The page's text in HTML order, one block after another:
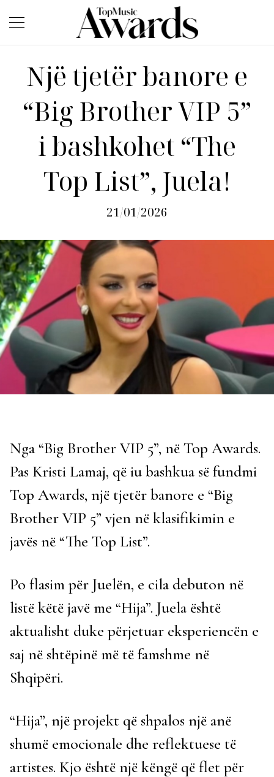
Një tjetër banore e
“Big Brother VIP 5”
i bashkohet “The
Top List”, Juela!
21/01/2026
Nga “Big Brother VIP 5”, në Top Awards.
Pas Kristi Lamaj, që iu bashkua së fundmi
Top Awards, një tjetër banore e “Big
Brother VIP 5” vjen në klasifikimin e
javës në “The Top List”.
Po flasim për Juelën, e cila debuton në
listë këtë javë me “Hija”. Juela është
aktualisht duke përjetuar eksperiencën e
saj në shtëpinë më të famshme në
Shqipëri.
“Hija”, një projekt që shpalos një anë
shumë emocionale dhe reflektuese të
artistes. Kjo është një këngë që flet për